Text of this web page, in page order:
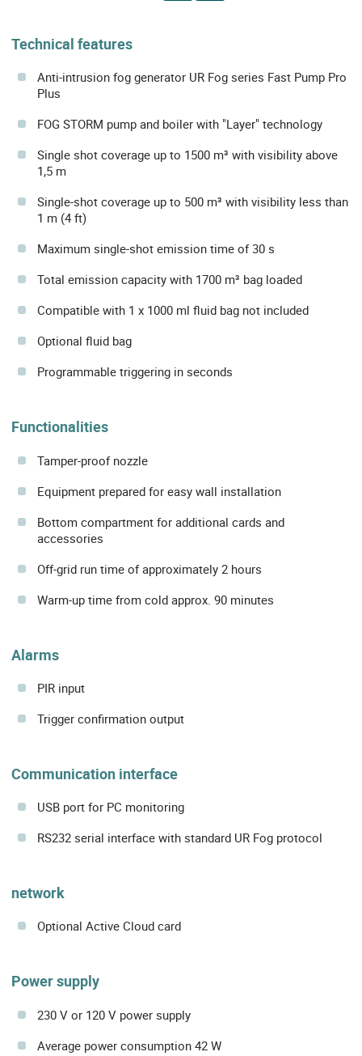
Technical features
Anti-intrusion fog generator UR Fog series Fast Pump Pro
Plus
FOG STORM pump and boiler with "Layer" technology
Single shot coverage up to 1500 m³ with visibility above
1,5 m
Single-shot coverage up to 500 m³ with visibility less than
1 m (4 ft)
Maximum single-shot emission time of 30 s
Total emission capacity with 1700 m³ bag loaded
Compatible with 1 x 1000 ml fluid bag not included
Optional fluid bag
Programmable triggering in seconds
Functionalities
Tamper-proof nozzle
Equipment prepared for easy wall installation
Bottom compartment for additional cards and
accessories
Off-grid run time of approximately 2 hours
Warm-up time from cold approx. 90 minutes
Alarms
PIR input
Trigger confirmation output
Communication interface
USB port for PC monitoring
RS232 serial interface with standard UR Fog protocol
network
Optional Active Cloud card
Power supply
230 V or 120 V power supply
Average power consumption 42 W